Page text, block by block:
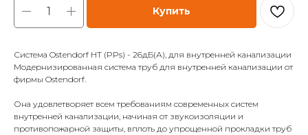
Купить
Система Ostendorf HT (PPs) - 26дБ(А), для внутренней канализации
Модернизированная система труб для внутренней канализации от
фирмы Ostendorf.
Она удовлетворяет всем требованиям современных систем
внутренней канализации, начиная от звукоизоляции и
противопожарной защиты, вплоть до упрощенной прокладки труб